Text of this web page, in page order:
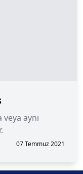
aynı
07 Temmuz 2021